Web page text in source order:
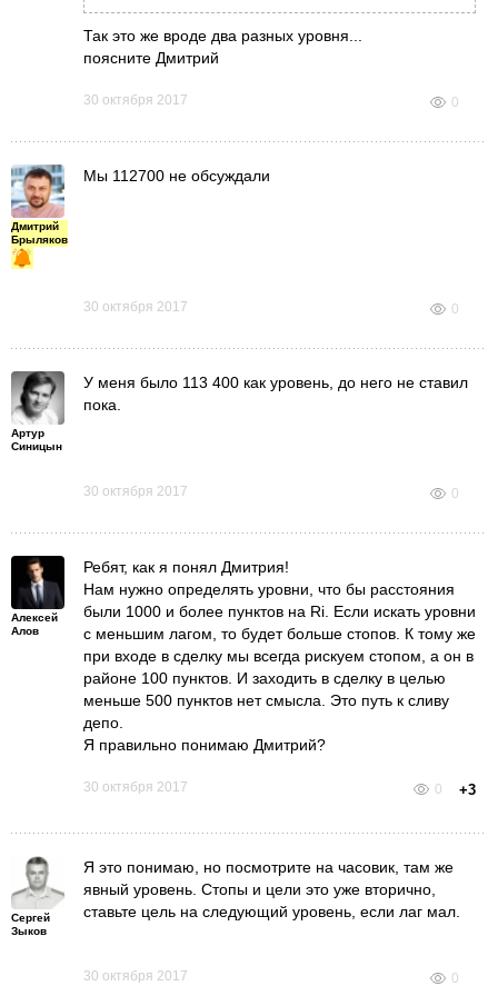
просматривается?
Так это же вроде два разных уровня...
поясните Дмитрий
30 октября 2017 0
Дмитрий
Брыляков
Мы 112700 не обсуждали
30 октября 2017 0
Артур
Синицын
У меня было 113 400 как уровень, до него не ставил
пока.
30 октября 2017 0
Алексей
Алов
Ребят, как я понял Дмитрия!
Нам нужно определять уровни, что бы расстояния
были 1000 и более пунктов на Ri. Если искать уровни
с меньшим лагом, то будет больше стопов. К тому же
при входе в сделку мы всегда рискуем стопом, а он в
районе 100 пунктов. И заходить в сделку в целью
меньше 500 пунктов нет смысла. Это путь к сливу
депо.
Я правильно понимаю Дмитрий?
30 октября 2017 0 +3
Сергей
Зыков
Я это понимаю, но посмотрите на часовик, там же
явный уровень. Стопы и цели это уже вторично,
ставьте цель на следующий уровень, если лаг мал.
30 октября 2017 0